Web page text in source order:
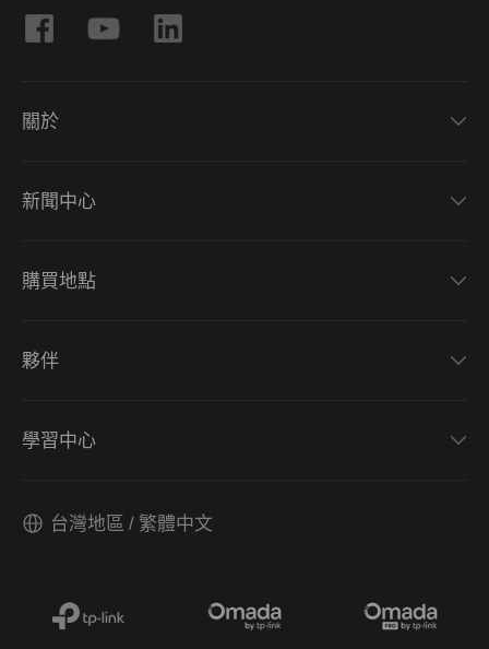
關於
新聞中心
購買地點
夥伴
學習中心
台灣地區 / 繁體中文